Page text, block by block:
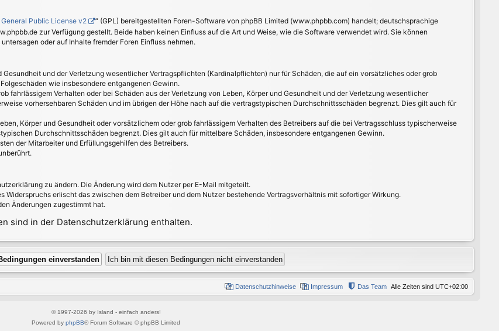
General Public License v2
“ (GPL) bereitgestellten Foren-Software von phpBB Limited (www.phpbb.com) handelt; deutschsprachige
zur Verfügung gestellt. Beide haben keinen Einfluss auf die Art und Weise, wie die Software verwendet wird. Sie können
oder auf Inhalte fremder Foren Einfluss nehmen.
und der Verletzung wesentlicher Vertragspflichten (Kardinalpflichten) nur für Schäden, die auf ein vorsätzliches oder grob
wie insbesondere entgangenen Gewinn.
fahrlässigem Verhalten oder bei Schäden aus der Verletzung von Leben, Körper und Gesundheit und der Verletzung wesentlicher
vorhersehbaren Schäden und im übrigen der Höhe nach auf die vertragstypischen Durchschnittsschäden begrenzt. Dies gilt auch für
Körper und Gesundheit oder vorsätzlichem oder grob fahrlässigem Verhalten des Betreibers auf die bei Vertragsschluss typischerweise
Durchschnittsschäden begrenzt. Dies gilt auch für mittelbare Schäden, insbesondere entgangenen Gewinn.
der Mitarbeiter und Erfüllungsgehilfen des Betreibers.
zu ändern. Die Änderung wird dem Nutzer per E-Mail mitgeteilt.
Widerspruchs erlischt das zwischen dem Betreiber und dem Nutzer bestehende Vertragsverhältnis mit sofortiger Wirkung.
Änderungen zugestimmt hat.
sind in der Datenschutzerklärung enthalten.
Alle Zeiten sind UTC+02:00
Das Team
Impressum
Datenschutzhinweise
© 1997-2026 by Island - einfach anders!
Powered by phpBB® Forum Software © phpBB Limited